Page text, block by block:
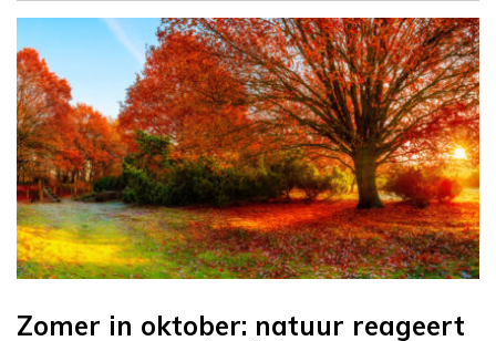
Zomer in oktober: natuur reageert